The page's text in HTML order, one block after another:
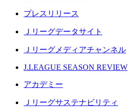
プレスリリース
Ｊリーグデータサイト
Ｊリーグメディアチャンネル
J.LEAGUE SEASON REVIEW
アカデミー
Ｊリーグサステナビリティ